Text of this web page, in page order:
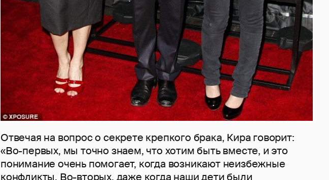
Отвечая на вопрос о секрете крепкого брака, Кира говорит:
«Во-первых, мы точно знаем, что хотим быть вместе, и это
понимание очень помогает, когда возникают неизбежные
конфликты. Во-вторых, даже когда наши дети были